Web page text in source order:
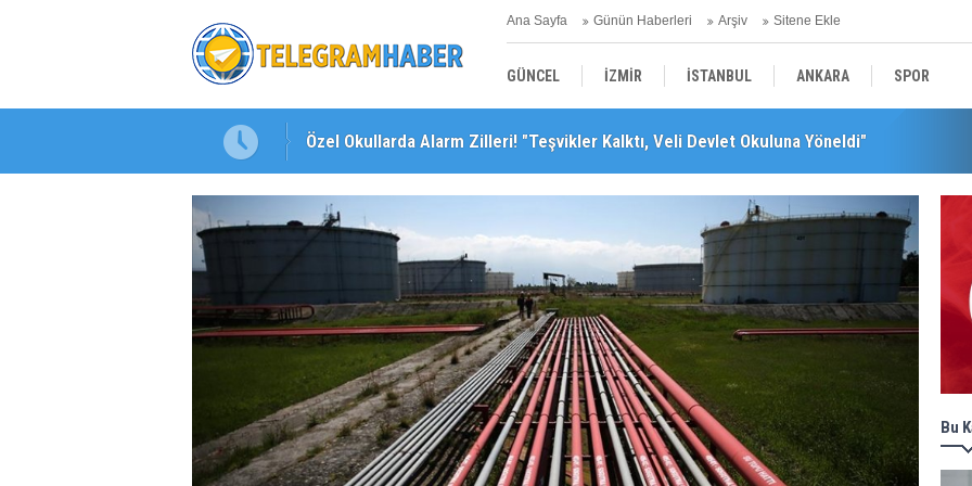
Ana Sayfa Günün Haberleri Arşiv Sitene Ekle
GÜNCEL İZMİR İSTANBUL ANKARA SPOR
YEREL SAĞLIK EKONOMİ POLİTİKA
Özel Okullarda Alarm Zilleri! "Teşvikler Kalktı, Veli Devlet Okuluna Yöneldi"
"Toprağını Kaybeden Geleceğini Kaybeder!"
Bu